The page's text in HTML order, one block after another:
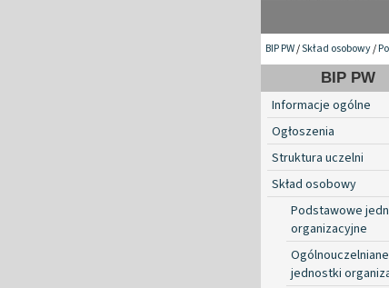
BIP PW/Skład osobowy/
BIP PW
Informacje ogólne
Ogłoszenia
Struktura uczelni
Skład osobowy
Podstawowe
organizacyjne
Ogólnouczelniane
jednostki